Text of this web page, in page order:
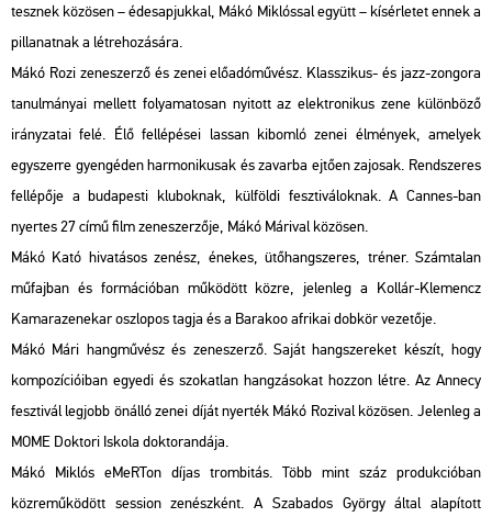
tesznek közösen – édesapjukkal, Mákó Miklóssal együtt – kísérletet ennek a
pillanatnak a létrehozására.
Mákó Rozi zeneszerző és zenei előadóművész. Klasszikus- és jazz-zongora
tanulmányai mellett folyamatosan nyitott az elektronikus zene különböző
irányzatai felé. Élő fellépései lassan kibomló zenei élmények, amelyek
egyszerre gyengéden harmonikusak és zavarba ejtően zajosak. Rendszeres
fellépője a budapesti kluboknak, külföldi fesztiváloknak. A Cannes-ban
nyertes 27 című film zeneszerzője, Mákó Márival közösen.
Mákó Kató hivatásos zenész, énekes, ütőhangszeres, tréner. Számtalan
műfajban és formációban működött közre, jelenleg a Kollár-Klemencz
Kamarazenekar oszlopos tagja és a Barakoo afrikai dobkör vezetője.
Mákó Mári hangművész és zeneszerző. Saját hangszereket készít, hogy
kompozícióiban egyedi és szokatlan hangzásokat hozzon létre. Az Annecy
fesztivál legjobb önálló zenei díját nyerték Mákó Rozival közösen. Jelenleg a
MOME Doktori Iskola doktorandája.
Mákó Miklós eMeRTon díjas trombitás. Több mint száz produkcióban
közreműködött session zenészként. A Szabados György által alapított